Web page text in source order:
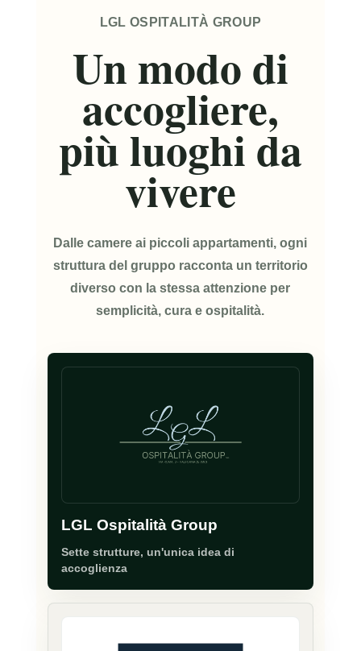
LGL OSPITALITÀ GROUP
Un modo di
accogliere,
più luoghi da
vivere
Dalle camere ai piccoli appartamenti, ogni
struttura del gruppo racconta un territorio
diverso con la stessa attenzione per
semplicità, cura e ospitalità.
LGL Ospitalità Group
Sette strutture, un'unica idea di
accoglienza